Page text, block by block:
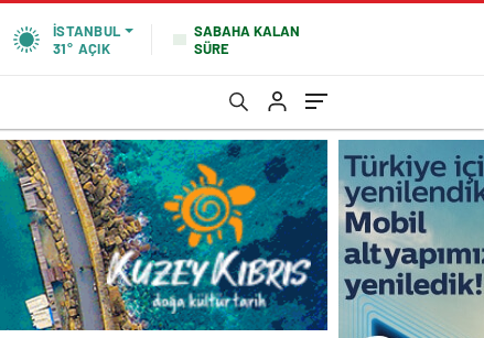
İSTANBUL
31° AÇIK
SABAHA KALAN
SÜRE